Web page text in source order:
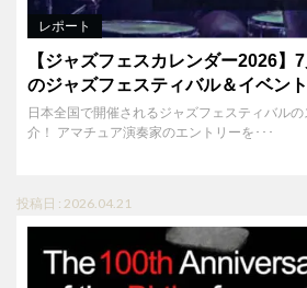
レポート
【ジャズフェスカレンダー2026】
のジャズフェスティバル＆イベント
日本全国で開催されるジャズフェスティバル
介！ アマチュア演奏家のエントリーを･･･
投稿日 : 2026.04.21